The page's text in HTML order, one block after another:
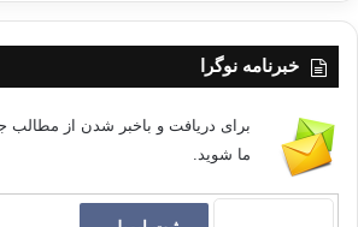
خبرنامه نوگرا
برای دریافت و باخبر شدن از مطالب
ما شوید.